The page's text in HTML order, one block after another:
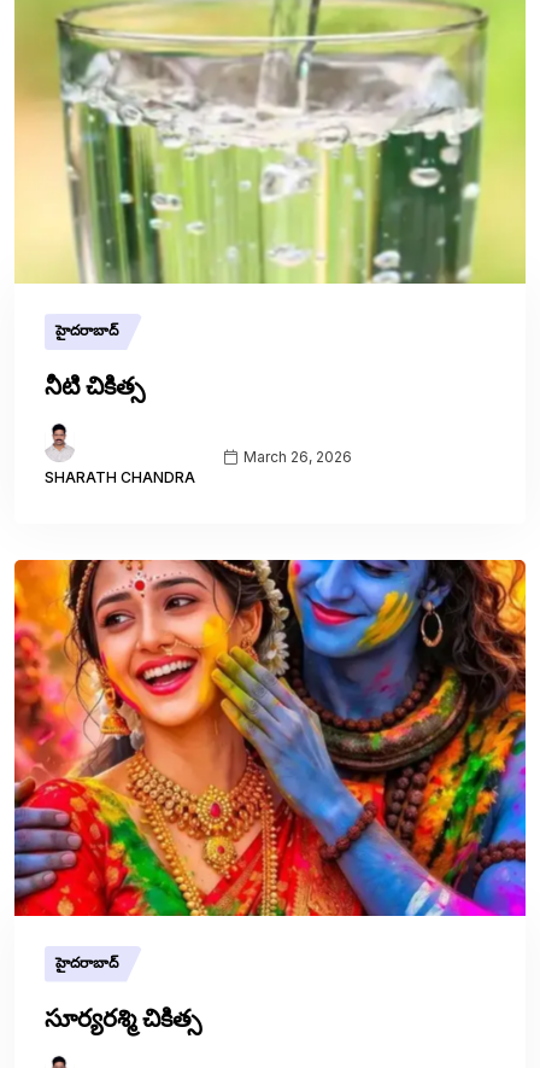
హైదరాబాద్
నీటి చికిత్స
SHARATH CHANDRA
March 26, 2026
హైదరాబాద్
సూర్యరశ్మి చికిత్స